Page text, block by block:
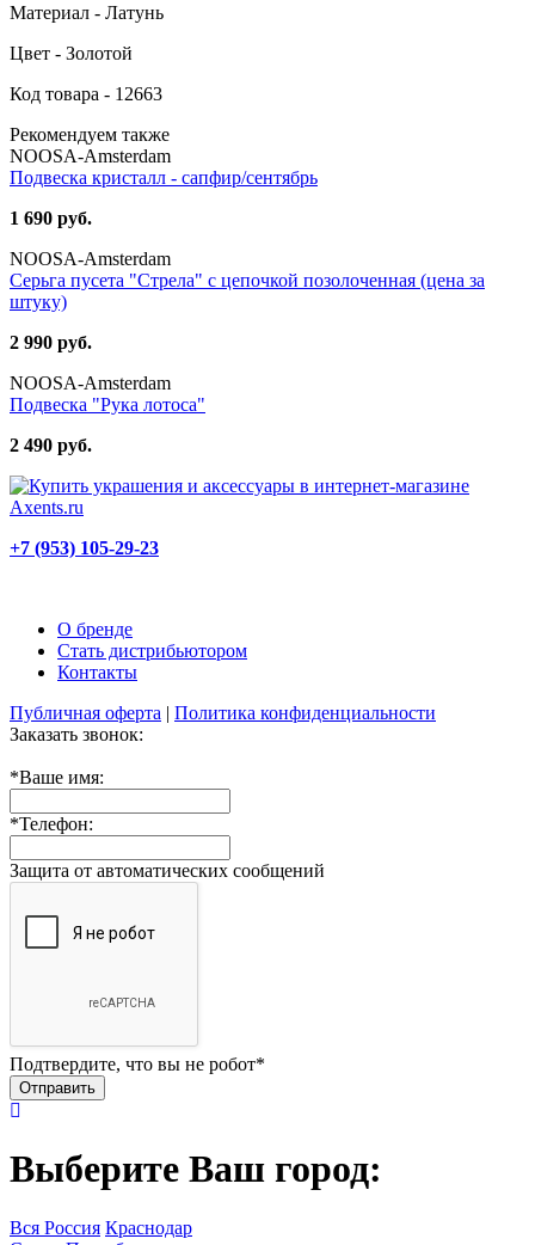
Материал - Латунь
Цвет - Золотой
Код товара - 12663
Рекомендуем также
NOOSA-Amsterdam
Подвеска кристалл - сапфир/сентябрь
1 690 руб.
NOOSA-Amsterdam
Серьга пусета "Стрела" с цепочкой позолоченная (цена за
штуку)
2 990 руб.
NOOSA-Amsterdam
Подвеска "Рука лотоса"
2 490 руб.
+7 (953) 105-29-23
О бренде
Стать дистрибьютором
Контакты
Публичная оферта | Политика конфиденциальности
Заказать звонок:
*Ваше имя:
*Телефон:
Защита от автоматических сообщений
Подтвердите, что вы не робот*
Выберите Ваш город:
Вся Россия Краснодар